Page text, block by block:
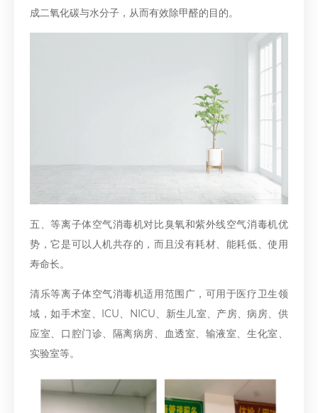
成二氧化碳与水分子，从而有效除甲醛的目的。
五、等离子体空气消毒机对比臭氧和紫外线空气消毒机优
势，它是可以人机共存的，而且没有耗材、能耗低、使用
寿命长。
清乐等离子体空气消毒机适用范围广，可用于医疗卫生领
域，如手术室、ICU、NICU、新生儿室、产房、病房、供
应室、口腔门诊、隔离病房、血透室、输液室、生化室、
实验室等。